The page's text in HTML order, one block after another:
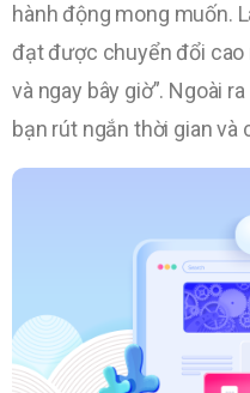
hành động mong muốn.
đạt được chuyển đổi cao
và ngay bây giờ”. Ngoài
bạn rút ngắn thời gian và